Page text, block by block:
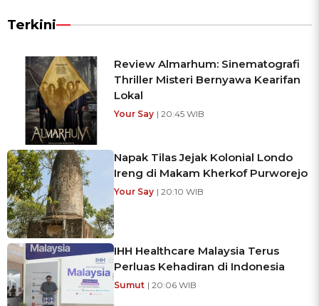
Terkini
Review Almarhum: Sinematografi
Thriller Misteri Bernyawa Kearifan
Lokal
Your Say | 20:45 WIB
Napak Tilas Jejak Kolonial Londo
Ireng di Makam Kherkof Purworejo
Your Say | 20:10 WIB
IHH Healthcare Malaysia Terus
Perluas Kehadiran di Indonesia
Sumut | 20:06 WIB